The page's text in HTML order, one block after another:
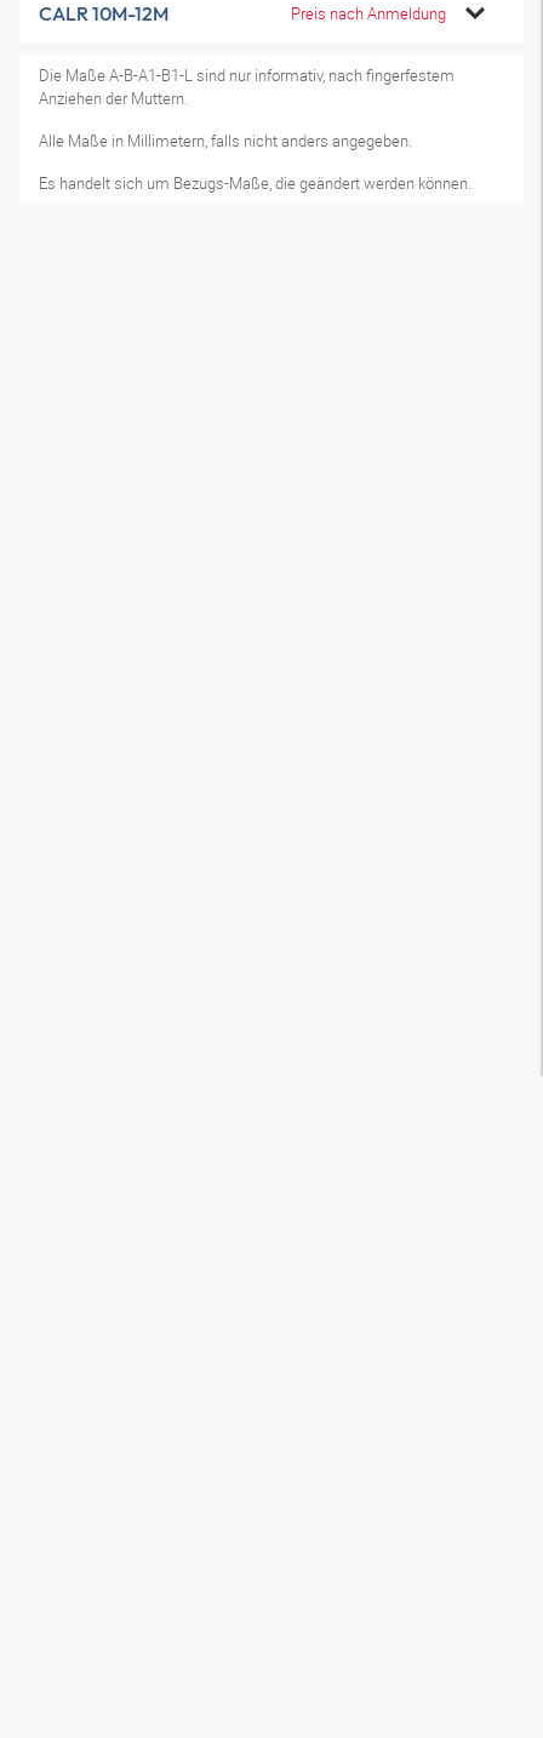
CALR 10M-12M Preis nach Anmeldung
Die Maße A-B-A1-B1-L sind nur informativ, nach fingerfestem
Anziehen der Muttern.
Alle Maße in Millimetern, falls nicht anders angegeben.
Es handelt sich um Bezugs-Maße, die geändert werden können.